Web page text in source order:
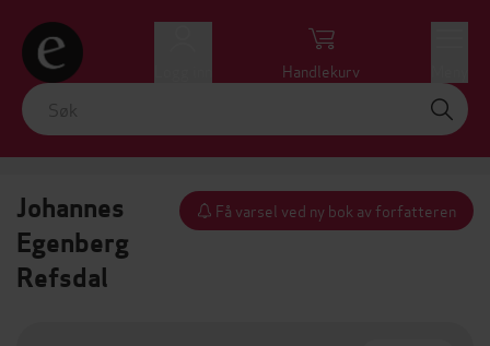
Handlekurv
Johannes
Egenberg
Refsdal
Få varsel ved ny bok av forfatteren